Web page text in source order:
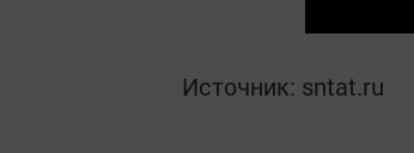
Источник: sntat.ru